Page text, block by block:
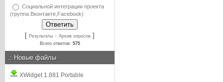
Социальной интеграции проекта
(группа Вконтакте,Facebook)
[ Результаты · Архив опросов ]
Всего ответов: 575
.: Новые файлы
XWidget 1.881 Portable